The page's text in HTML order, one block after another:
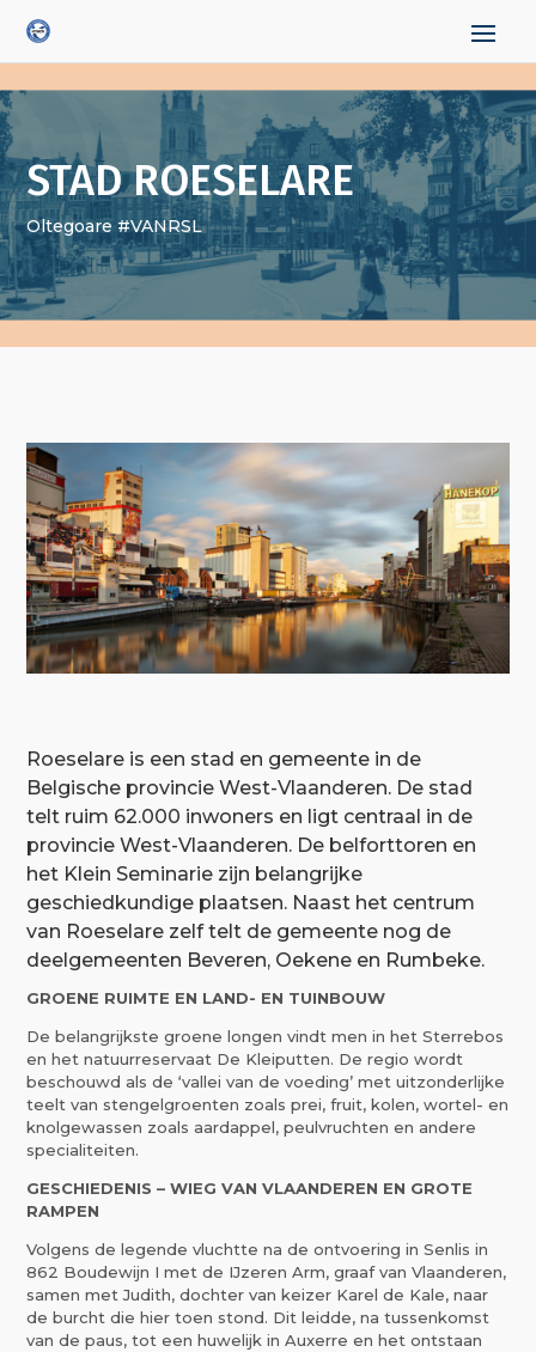
STAD ROESELARE
Oltegoare #VANRSL
Roeselare is een stad en gemeente in de
Belgische provincie West-Vlaanderen. De stad
telt ruim 62.000 inwoners en ligt centraal in de
provincie West-Vlaanderen. De belforttoren en
het Klein Seminarie zijn belangrijke
geschiedkundige plaatsen. Naast het centrum
van Roeselare zelf telt de gemeente nog de
deelgemeenten Beveren, Oekene en Rumbeke.
GROENE RUIMTE EN LAND- EN TUINBOUW
De belangrijkste groene longen vindt men in het Sterrebos
en het natuurreservaat De Kleiputten. De regio wordt
beschouwd als de ‘vallei van de voeding’ met uitzonderlijke
teelt van stengelgroenten zoals prei, fruit, kolen, wortel- en
knolgewassen zoals aardappel, peulvruchten en andere
specialiteiten.
GESCHIEDENIS – WIEG VAN VLAANDEREN EN GROTE
RAMPEN
Volgens de legende vluchtte na de ontvoering in Senlis in
862 Boudewijn I met de IJzeren Arm, graaf van Vlaanderen,
samen met Judith, dochter van keizer Karel de Kale, naar
de burcht die hier toen stond. Dit leidde, na tussenkomst
van de paus, tot een huwelijk in Auxerre en het ontstaan